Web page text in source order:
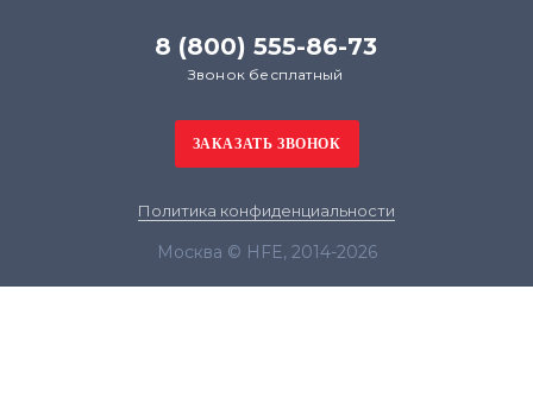
8 (800) 555-86-73
Звонок бесплатный
Политика конфиденциальности
Москва © HFE, 2014-2026